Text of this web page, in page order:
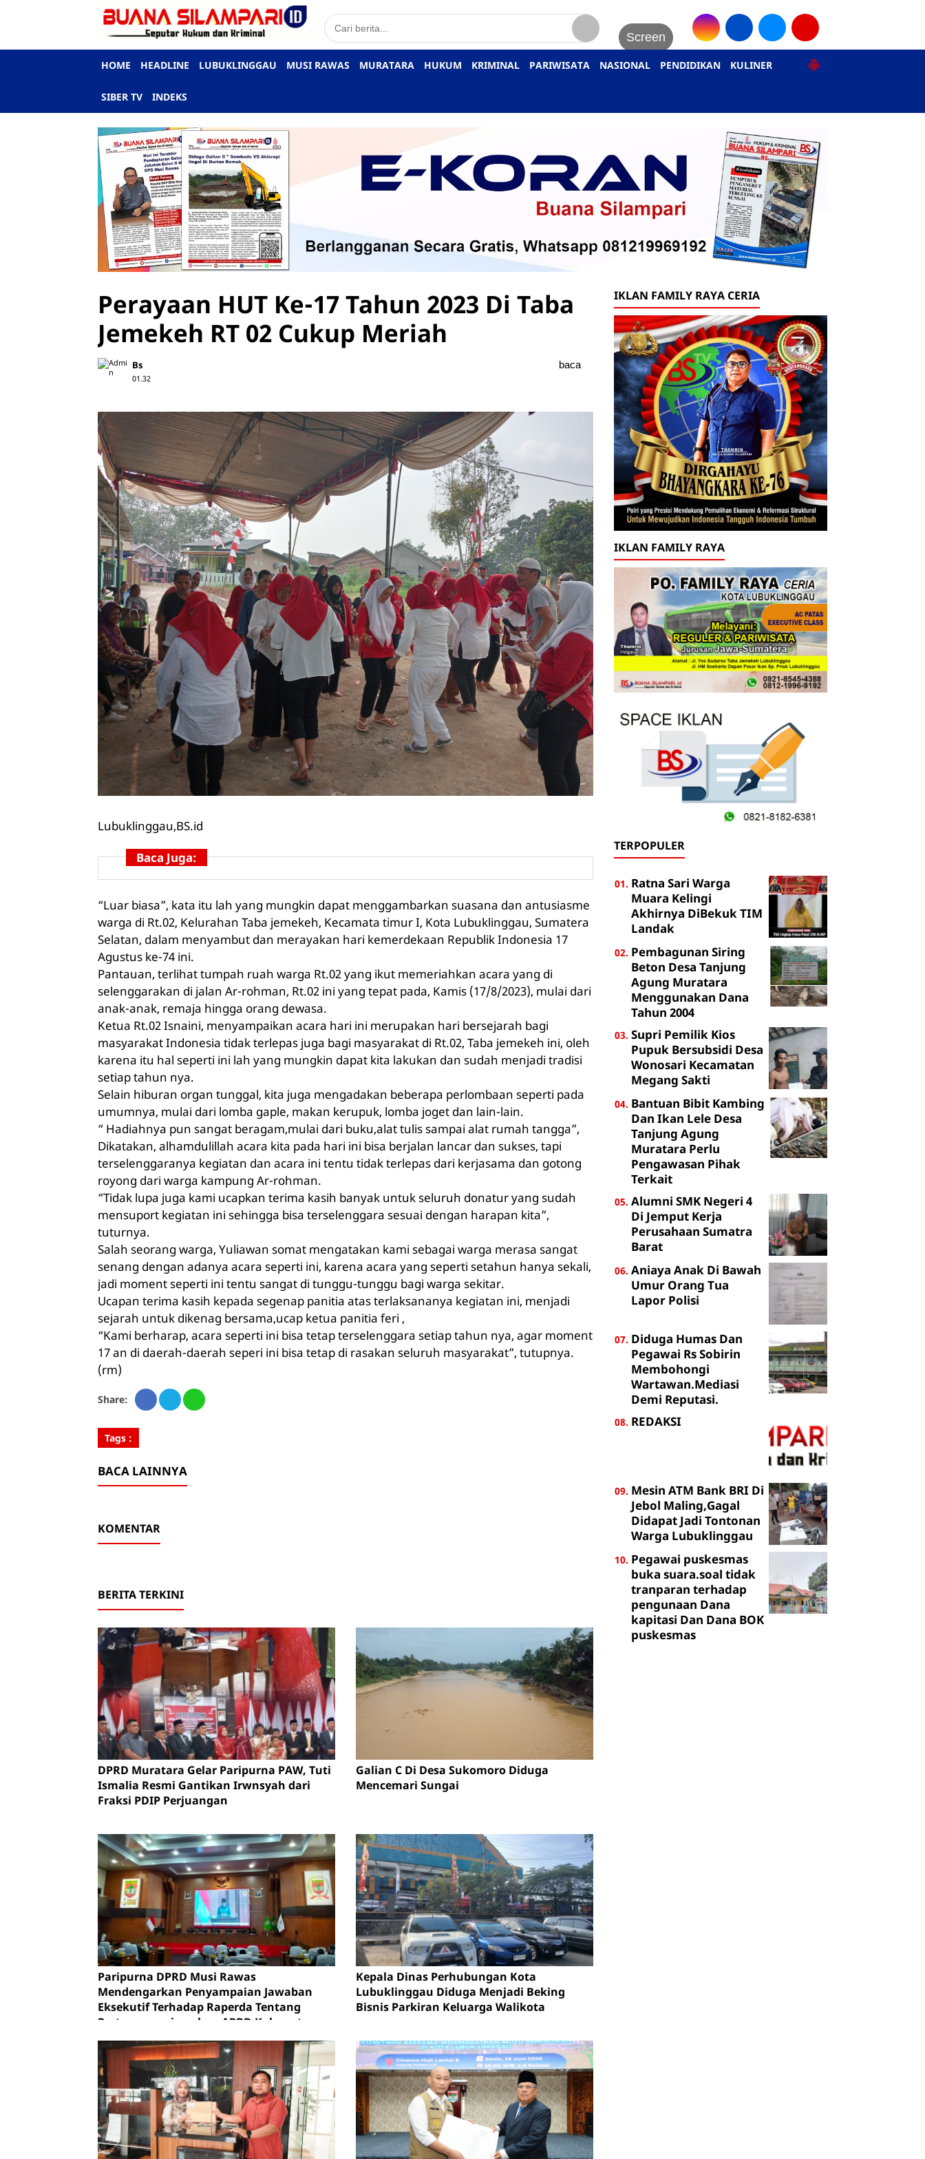
Screen
HOME HEADLINE LUBUKLINGGAU MUSI RAWAS MURATARA HUKUM KRIMINAL PARIWISATA NASIONAL PENDIDIKAN KULINER
SIBER TV INDEKS
Perayaan HUT Ke-17 Tahun 2023 Di Taba
Jemekeh RT 02 Cukup Meriah
Bs
01.32
baca
Lubuklinggau,BS.id
Baca Juga:
“Luar biasa”, kata itu lah yang mungkin dapat menggambarkan suasana dan antusiasme
warga di Rt.02, Kelurahan Taba jemekeh, Kecamata timur I, Kota Lubuklinggau, Sumatera
Selatan, dalam menyambut dan merayakan hari kemerdekaan Republik Indonesia 17
Agustus ke-74 ini.
Pantauan, terlihat tumpah ruah warga Rt.02 yang ikut memeriahkan acara yang di
selenggarakan di jalan Ar-rohman, Rt.02 ini yang tepat pada, Kamis (17/8/2023), mulai dari
anak-anak, remaja hingga orang dewasa.
Ketua Rt.02 Isnaini, menyampaikan acara hari ini merupakan hari bersejarah bagi
masyarakat Indonesia tidak terlepas juga bagi masyarakat di Rt.02, Taba jemekeh ini, oleh
karena itu hal seperti ini lah yang mungkin dapat kita lakukan dan sudah menjadi tradisi
setiap tahun nya.
Selain hiburan organ tunggal, kita juga mengadakan beberapa perlombaan seperti pada
umumnya, mulai dari lomba gaple, makan kerupuk, lomba joget dan lain-lain.
“ Hadiahnya pun sangat beragam,mulai dari buku,alat tulis sampai alat rumah tangga”,
Dikatakan, alhamdulillah acara kita pada hari ini bisa berjalan lancar dan sukses, tapi
terselenggaranya kegiatan dan acara ini tentu tidak terlepas dari kerjasama dan gotong
royong dari warga kampung Ar-rohman.
“Tidak lupa juga kami ucapkan terima kasih banyak untuk seluruh donatur yang sudah
mensuport kegiatan ini sehingga bisa terselenggara sesuai dengan harapan kita”,
tuturnya.
Salah seorang warga, Yuliawan somat mengatakan kami sebagai warga merasa sangat
senang dengan adanya acara seperti ini, karena acara yang seperti setahun hanya sekali,
jadi moment seperti ini tentu sangat di tunggu-tunggu bagi warga sekitar.
Ucapan terima kasih kepada segenap panitia atas terlaksananya kegiatan ini, menjadi
sejarah untuk dikenag bersama,ucap ketua panitia feri ,
“Kami berharap, acara seperti ini bisa tetap terselenggara setiap tahun nya, agar moment
17 an di daerah-daerah seperi ini bisa tetap di rasakan seluruh masyarakat”, tutupnya.
(rm)
Share:
Tags :
BACA LAINNYA
KOMENTAR
BERITA TERKINI
DPRD Muratara Gelar Paripurna PAW, Tuti
Ismalia Resmi Gantikan Irwnsyah dari
Fraksi PDIP Perjuangan
Galian C Di Desa Sukomoro Diduga
Mencemari Sungai
Paripurna DPRD Musi Rawas
Mendengarkan Penyampaian Jawaban
Eksekutif Terhadap Raperda Tentang
Pertanggungjawaban APBD Kabupaten
Musi Rawas Tahun Anggaran 2025.
Kepala Dinas Perhubungan Kota
Lubuklinggau Diduga Menjadi Beking
Bisnis Parkiran Keluarga Walikota
IKLAN FAMILY RAYA CERIA
IKLAN FAMILY RAYA
TERPOPULER
Ratna Sari Warga
Muara Kelingi
Akhirnya DiBekuk TIM
Landak
Pembagunan Siring
Beton Desa Tanjung
Agung Muratara
Menggunakan Dana
Tahun 2004
Supri Pemilik Kios
Pupuk Bersubsidi Desa
Wonosari Kecamatan
Megang Sakti
Bantuan Bibit Kambing
Dan Ikan Lele Desa
Tanjung Agung
Muratara Perlu
Pengawasan Pihak
Terkait
Alumni SMK Negeri 4
Di Jemput Kerja
Perusahaan Sumatra
Barat
Aniaya Anak Di Bawah
Umur Orang Tua
Lapor Polisi
Diduga Humas Dan
Pegawai Rs Sobirin
Membohongi
Wartawan.Mediasi
Demi Reputasi.
REDAKSI
Mesin ATM Bank BRI Di
Jebol Maling,Gagal
Didapat Jadi Tontonan
Warga Lubuklinggau
Pegawai puskesmas
buka suara.soal tidak
tranparan terhadap
pengunaan Dana
kapitasi Dan Dana BOK
puskesmas